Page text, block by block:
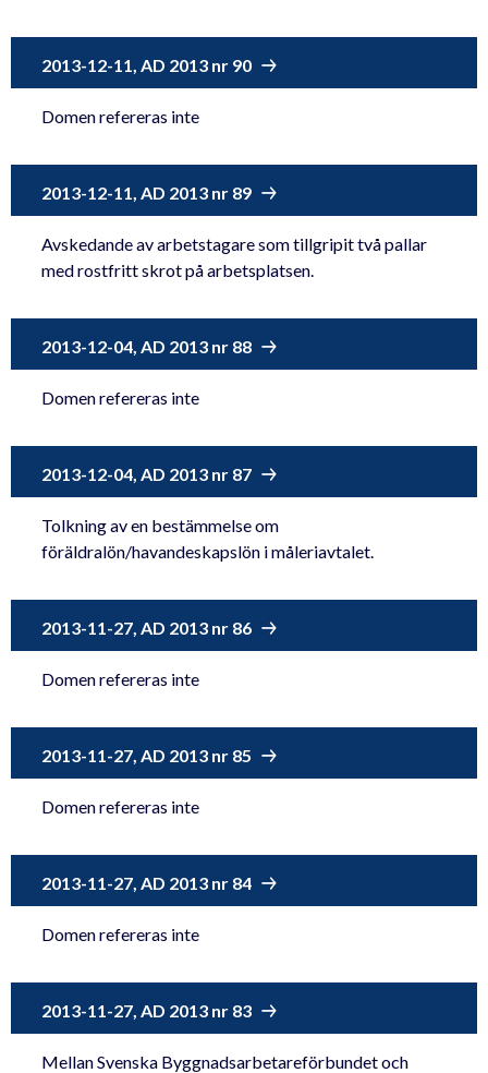
2013-12-11, AD 2013 nr 90
Domen refereras inte
2013-12-11, AD 2013 nr 89
Avskedande av arbetstagare som tillgripit två pallar
med rostfritt skrot på arbetsplatsen.
2013-12-04, AD 2013 nr 88
Domen refereras inte
2013-12-04, AD 2013 nr 87
Tolkning av en bestämmelse om
föräldralön/havandeskapslön i måleriavtalet.
2013-11-27, AD 2013 nr 86
Domen refereras inte
2013-11-27, AD 2013 nr 85
Domen refereras inte
2013-11-27, AD 2013 nr 84
Domen refereras inte
2013-11-27, AD 2013 nr 83
Mellan Svenska Byggnadsarbetareförbundet och